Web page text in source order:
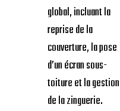
global, incluant la
reprise de la
couverture, la pose
d’un écran sous-
toiture et la gestion
de la zinguerie.